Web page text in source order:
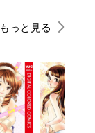
もっと見る